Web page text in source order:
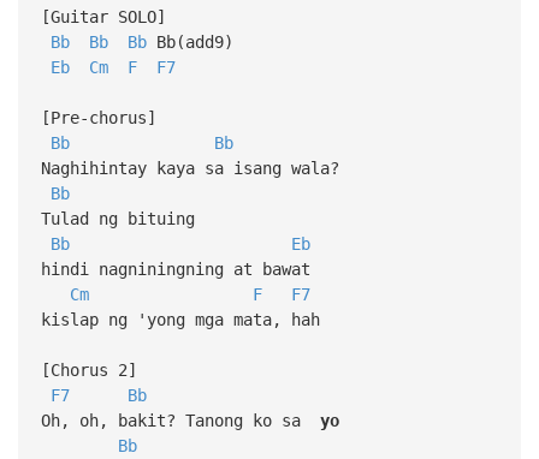
[Guitar SOLO]
Bb
Bb BbBb(add9)
Eb
Cm F F7
[Pre-chorus]
Bb
Bb
Naghihintay kaya sa isang wala?
Bb
Tulad ng bituing
Bb
Eb
hindi nagniningning at bawat
Cm
F
F7
kislap ng 'yong mga mata, hah
[Chorus 2]
F7
Bb
Oh, oh, bakit? Tanong ko sa yo
Bb